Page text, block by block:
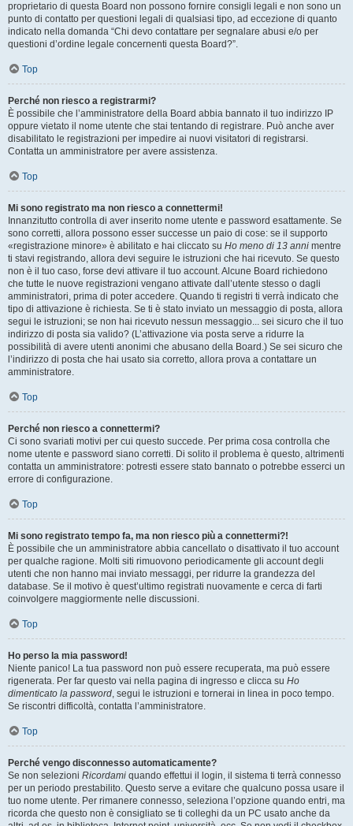
proprietario di questa Board non possono fornire consigli legali e non sono un
punto di contatto per questioni legali di qualsiasi tipo, ad eccezione di quanto
indicato nella domanda “Chi devo contattare per segnalare abusi e/o per
questioni d’ordine legale concernenti questa Board?”.
Top
Perché non riesco a registrarmi?
È possibile che l’amministratore della Board abbia bannato il tuo indirizzo IP
oppure vietato il nome utente che stai tentando di registrare. Può anche aver
disabilitato le registrazioni per impedire ai nuovi visitatori di registrarsi.
Contatta un amministratore per avere assistenza.
Top
Mi sono registrato ma non riesco a connettermi!
Innanzitutto controlla di aver inserito nome utente e password esattamente. Se
sono corretti, allora possono esser successe un paio di cose: se il supporto
«registrazione minore» è abilitato e hai cliccato su Ho meno di 13 anni mentre
ti stavi registrando, allora devi seguire le istruzioni che hai ricevuto. Se questo
non è il tuo caso, forse devi attivare il tuo account. Alcune Board richiedono
che tutte le nuove registrazioni vengano attivate dall’utente stesso o dagli
amministratori, prima di poter accedere. Quando ti registri ti verrà indicato che
tipo di attivazione è richiesta. Se ti è stato inviato un messaggio di posta, allora
segui le istruzioni; se non hai ricevuto nessun messaggio... sei sicuro che il tuo
indirizzo di posta sia valido? (L’attivazione via posta serve a ridurre la
possibilità di avere utenti anonimi che abusano della Board.) Se sei sicuro che
l’indirizzo di posta che hai usato sia corretto, allora prova a contattare un
amministratore.
Top
Perché non riesco a connettermi?
Ci sono svariati motivi per cui questo succede. Per prima cosa controlla che
nome utente e password siano corretti. Di solito il problema è questo, altrimenti
contatta un amministratore: potresti essere stato bannato o potrebbe esserci un
errore di configurazione.
Top
Mi sono registrato tempo fa, ma non riesco più a connettermi?!
È possibile che un amministratore abbia cancellato o disattivato il tuo account
per qualche ragione. Molti siti rimuovono periodicamente gli account degli
utenti che non hanno mai inviato messaggi, per ridurre la grandezza del
database. Se il motivo è quest’ultimo registrati nuovamente e cerca di farti
coinvolgere maggiormente nelle discussioni.
Top
Ho perso la mia password!
Niente panico! La tua password non può essere recuperata, ma può essere
rigenerata. Per far questo vai nella pagina di ingresso e clicca su Ho
dimenticato la password, segui le istruzioni e tornerai in linea in poco tempo.
Se riscontri difficoltà, contatta l’amministratore.
Top
Perché vengo disconnesso automaticamente?
Se non selezioni Ricordami quando effettui il login, il sistema ti terrà connesso
per un periodo prestabilito. Questo serve a evitare che qualcuno possa usare il
tuo nome utente. Per rimanere connesso, seleziona l’opzione quando entri, ma
ricorda che questo non è consigliato se ti colleghi da un PC usato anche da